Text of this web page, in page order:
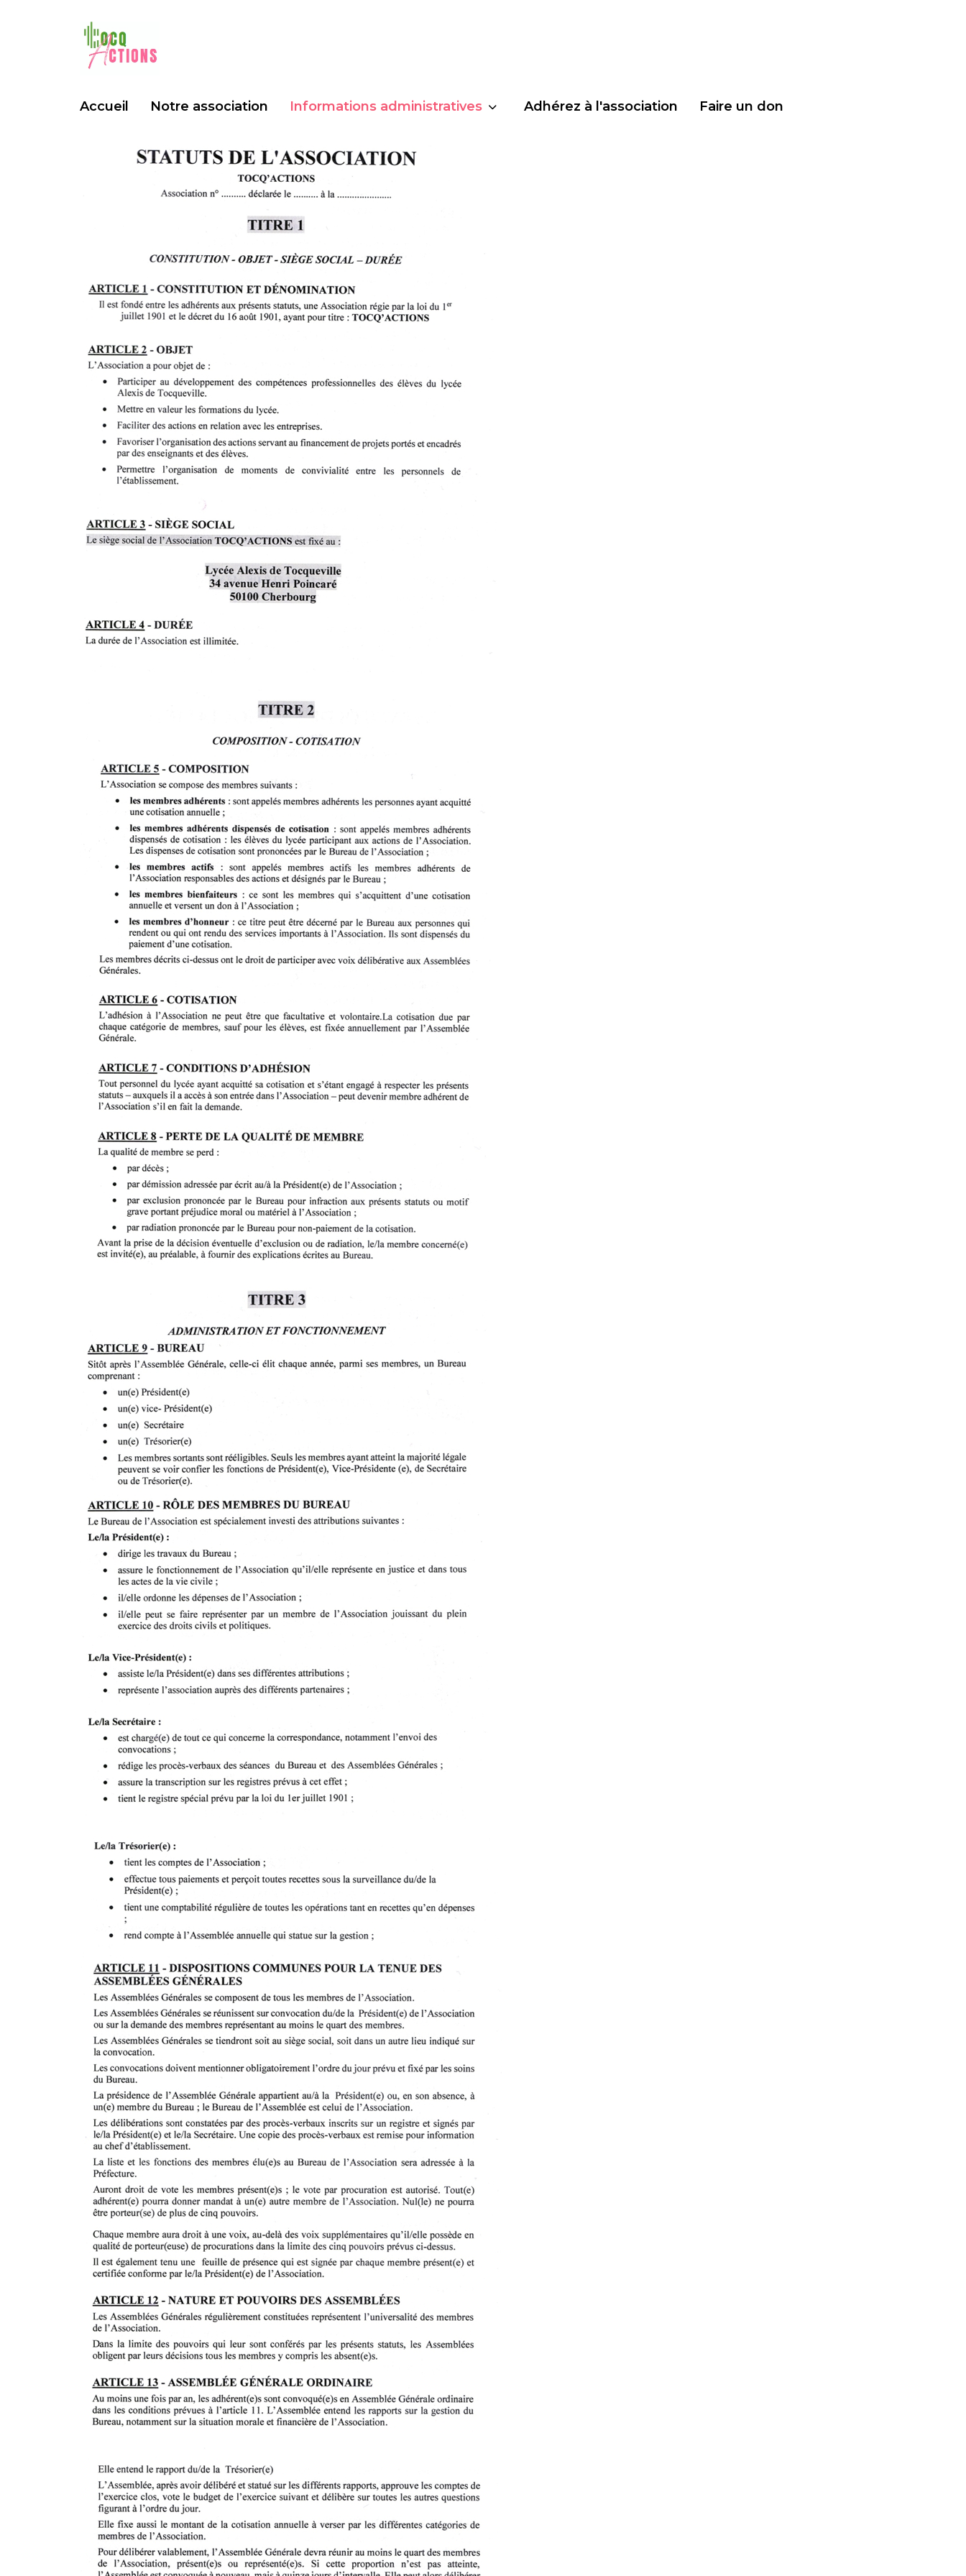
Accueil Notre association Informations administratives Adhérez à l'association Faire un don